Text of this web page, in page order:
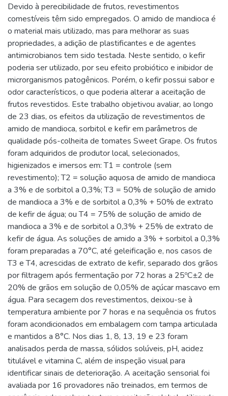
Devido à perecibilidade de frutos, revestimentos
comestíveis têm sido empregados. O amido de mandioca é
o material mais utilizado, mas para melhorar as suas
propriedades, a adição de plastificantes e de agentes
antimicrobianos tem sido testada. Neste sentido, o kefir
poderia ser utilizado, por seu efeito probiótico e inibidor de
microrganismos patogênicos. Porém, o kefir possui sabor e
odor característicos, o que poderia alterar a aceitação de
frutos revestidos. Este trabalho objetivou avaliar, ao longo
de 23 dias, os efeitos da utilização de revestimentos de
amido de mandioca, sorbitol e kefir em parâmetros de
qualidade pós-colheita de tomates Sweet Grape. Os frutos
foram adquiridos de produtor local, selecionados,
higienizados e imersos em: T1 = controle (sem
revestimento); T2 = solução aquosa de amido de mandioca
a 3% e de sorbitol a 0,3%; T3 = 50% de solução de amido
de mandioca a 3% e de sorbitol a 0,3% + 50% de extrato
de kefir de água; ou T4 = 75% de solução de amido de
mandioca a 3% e de sorbitol a 0,3% + 25% de extrato de
kefir de água. As soluções de amido a 3% + sorbitol a 0,3%
foram preparadas a 70°C, até geleificação e, nos casos de
T3 e T4, acrescidas de extrato de kefir, separado dos grãos
por filtragem após fermentação por 72 horas a 25ºC±2 de
20% de grãos em solução de 0,05% de açúcar mascavo em
água. Para secagem dos revestimentos, deixou-se à
temperatura ambiente por 7 horas e na sequência os frutos
foram acondicionados em embalagem com tampa articulada
e mantidos a 8°C. Nos dias 1, 8, 13, 19 e 23 foram
analisados perda de massa, sólidos solúveis, pH, acidez
titulável e vitamina C, além de inspeção visual para
identificar sinais de deterioração. A aceitação sensorial foi
avaliada por 16 provadores não treinados, em termos de